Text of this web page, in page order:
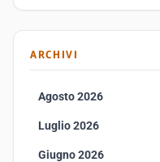
ARCHIVI
Agosto 2026
Luglio 2026
Giugno 2026